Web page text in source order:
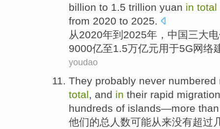
billion to 1.5 trillion yuan in total
from 2020 to 2025.
从2020年到 2025年， 中国三大
9000亿至1.5万亿元用于5G网络
youdao
They probably never
total, and in their rapid migration
hundreds of islands—more than
他们的总人数可能从来没有超过